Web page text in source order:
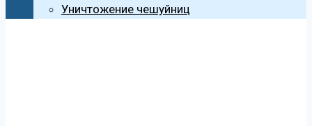
Уничтожение чешуйниц